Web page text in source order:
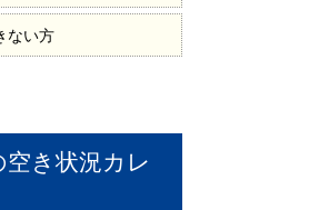
ない方
空き状況カレ